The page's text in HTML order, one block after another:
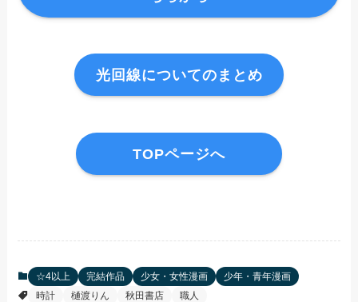
光回線についてのまとめ
TOPページへ
☆4以上 完結作品 少女・女性漫画
少年・青年漫画
時計
樋渡りん 秋田書店 職人